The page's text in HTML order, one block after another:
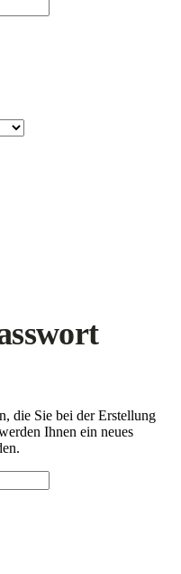
die Sie bei der Erstellung
Ihnen ein neues